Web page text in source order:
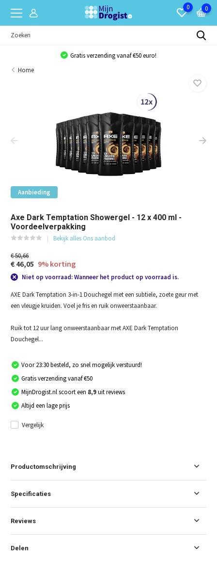
0 0
Gratis verzending vanaf €50 euro!
Home
Aanbieding
Axe Dark Temptation Showergel - 12 x 400 ml -
Voordeelverpakking
Bekijk alles Ons aanbod
€ 50,66
€ 46,05 9% korting
Niet op voorraad: Wanneer het product op voorraad is.
AXE Dark Temptation 3-in-1 Douchegel met een subtiele, zoete geur met
een vleugje kruiden. Voel je fris en ruik onweerstaanbaar.
Ruik tot 12 uur lang onweerstaanbaar met AXE Dark Temptation
Douchegel...
Voor 23:30 besteld, zo snel mogelijk verstuurd!
Gratis verzending vanaf €50
MijnDrogist.nl scoort een 8,9uit reviews
Altijd een lage prijs
Vergelijk
Productomschrijving
Specificaties
Reviews
Delen